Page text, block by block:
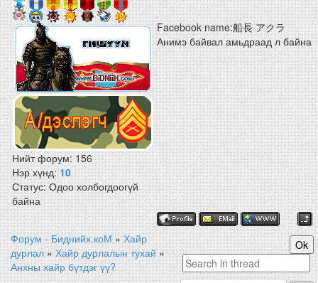
Нийт форум:156
Нэр хүнд:10
Статус:Одоо холбогдоогүй
байна
Facebook name:船長 アクラ
Анимэ байвал амьдраад л байна
Форум - Биднийх.коМ » Хайр
дурлал » Хайр дурлалын тухай »
Анхны хайр бүтдэг үү?